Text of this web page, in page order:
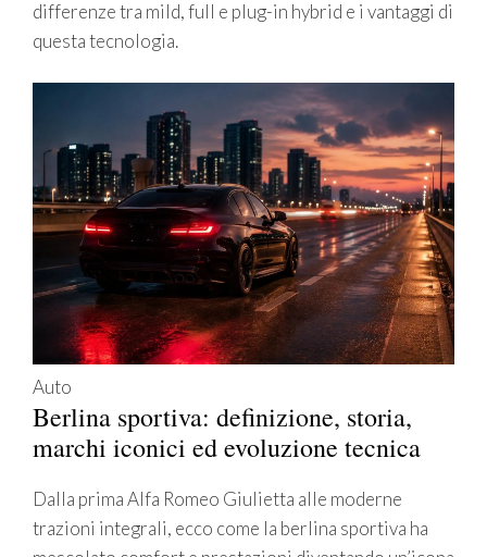
differenze tra mild, full e plug-in hybrid e i vantaggi di
questa tecnologia.
Auto
Berlina sportiva: definizione, storia,
marchi iconici ed evoluzione tecnica
Dalla prima Alfa Romeo Giulietta alle moderne
trazioni integrali, ecco come la berlina sportiva ha